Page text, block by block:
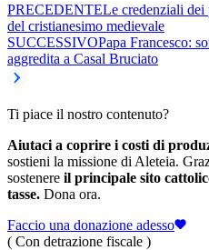
PRECEDENTELe credenziali
del cristianesimo medievale
SUCCESSIVOPapa Francesco:
aggredita a Casal Bruciato
Ti piace il nostro contenuto?
Aiutaci a coprire i costi di
sostieni la missione di Aleteia.
sostenere il principale sito
tasse. Dona ora.
Faccio una donazione adesso
( Con detrazione fiscale )